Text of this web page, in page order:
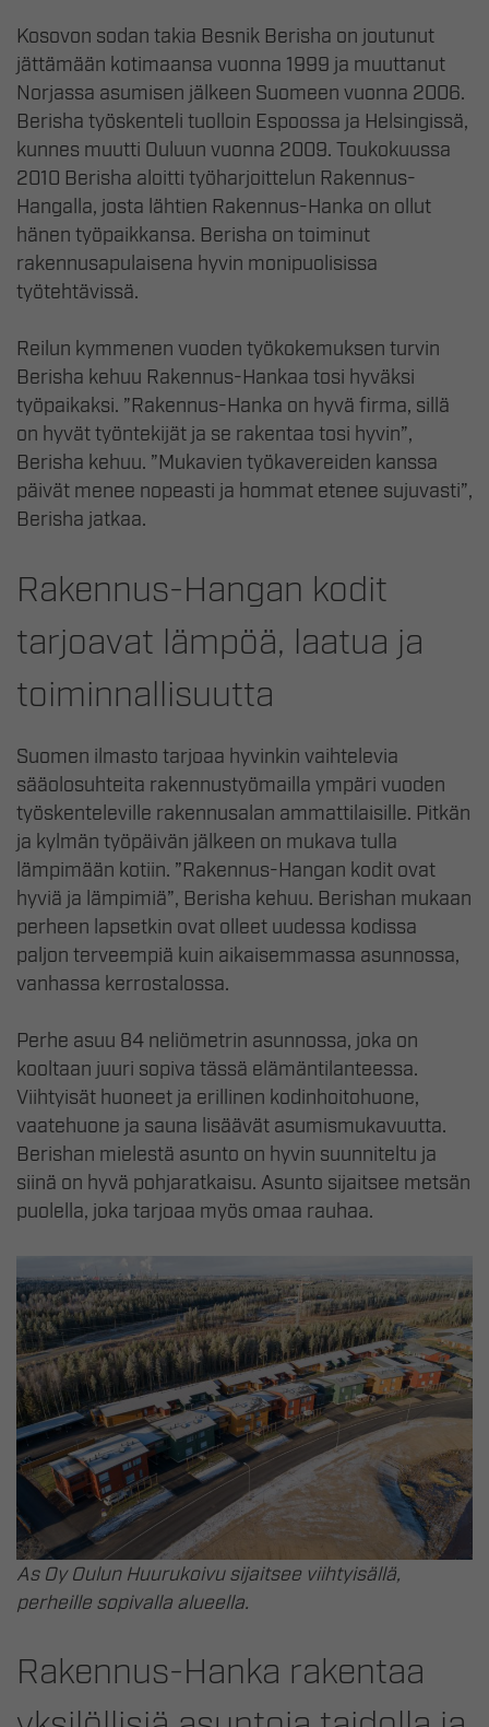
Kosovon sodan takia Besnik Berisha on joutunut
jättämään kotimaansa vuonna 1999 ja muuttanut
Norjassa asumisen jälkeen Suomeen vuonna 2006.
Berisha työskenteli tuolloin Espoossa ja Helsingissä,
kunnes muutti Ouluun vuonna 2009. Toukokuussa
2010 Berisha aloitti työharjoittelun Rakennus-
Hangalla, josta lähtien Rakennus-Hanka on ollut
hänen työpaikkansa. Berisha on toiminut
rakennusapulaisena hyvin monipuolisissa
työtehtävissä.
Reilun kymmenen vuoden työkokemuksen turvin
Berisha kehuu Rakennus-Hankaa tosi hyväksi
työpaikaksi. ”Rakennus-Hanka on hyvä firma, sillä
on hyvät työntekijät ja se rakentaa tosi hyvin”,
Berisha kehuu. ”Mukavien työkavereiden kanssa
päivät menee nopeasti ja hommat etenee sujuvasti”,
Berisha jatkaa.
Rakennus-Hangan kodit
tarjoavat lämpöä, laatua ja
toiminnallisuutta
Suomen ilmasto tarjoaa hyvinkin vaihtelevia
sääolosuhteita rakennustyömailla ympäri vuoden
työskenteleville rakennusalan ammattilaisille. Pitkän
ja kylmän työpäivän jälkeen on mukava tulla
lämpimään kotiin. ”Rakennus-Hangan kodit ovat
hyviä ja lämpimiä”, Berisha kehuu. Berishan mukaan
perheen lapsetkin ovat olleet uudessa kodissa
paljon terveempiä kuin aikaisemmassa asunnossa,
vanhassa kerrostalossa.
Perhe asuu 84 neliömetrin asunnossa, joka on
kooltaan juuri sopiva tässä elämäntilanteessa.
Viihtyisät huoneet ja erillinen kodinhoitohuone,
vaatehuone ja sauna lisäävät asumismukavuutta.
Berishan mielestä asunto on hyvin suunniteltu ja
siinä on hyvä pohjaratkaisu. Asunto sijaitsee metsän
puolella, joka tarjoaa myös omaa rauhaa.
As Oy Oulun Huurukoivu sijaitsee viihtyisällä,
perheille sopivalla alueella.
Rakennus-Hanka rakentaa